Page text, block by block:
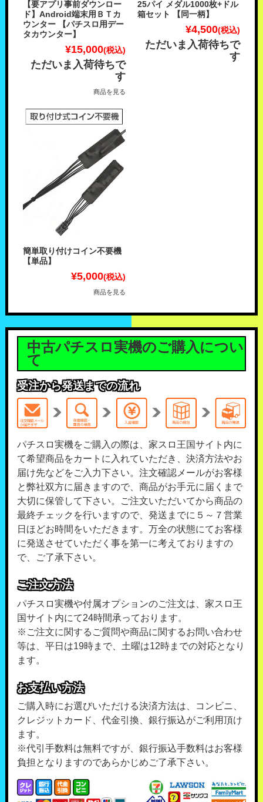
【要アプリ事前ダウンロー
ド】Android端末用ＢＴカ
ウンター 【パチスロ用デー
タカウンター】
¥15,000(税込)
ただいま入荷待ちで
す
商品を見る
25パイ メダル1000枚+ドル
箱セット 【同一柄】
¥4,500(税込)
ただいま入荷待ちで
す
簡単取り付けコイン不要機
【単品】
¥5,000(税込)
商品を見る
中古パチスロ実機のご購入につい
て
受注から発送までの流れ
パチスロ実機をご購入の際は、家スロ王国サイト内に
て希望商品をカートに入れていただき、決済方法やお
届け先などをご入力下さい。注文確認メールがお客様
と弊社双方に届きますので、商品がお手元に届くまで
大切に保管して下さい。ご注文いただいてから商品の
最終チェックを行いますので、発送までに５～７営業
日ほどお時間をいただきます。万全の状態にてお客様
に発送させていただく事を第一に考えておりますの
で、ご了承下さい。
ご注文方法
パチスロ実機や付属オプションのご注文は、家スロ王
国サイト内にて24時間承っております。
※ご注文に関するご質問や商品に関するお問い合わせ
等は、平日は19時まで、土曜は12時までの対応となり
ます。
お支払い方法
ご購入時にお選びいただける決済方法は、コンビニ、
クレジットカード、代金引換、銀行振込がご利用頂け
ます。
※代引手数料は無料ですが、銀行振込手数料はお客様
負担となりますのであらかじめご了承下さい。